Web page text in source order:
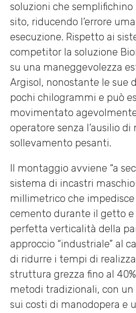
soluzioni che semplifichino
sito, riducendo l’errore
esecuzione. Rispetto ai
competitor la soluzione
su una maneggevolezza
Argisol, nonostante le sue
pochi chilogrammi e può
movimentato
operatore senza l’ausilio di
sollevamento pesanti.
Il montaggio avviene “a
sistema di incastri
millimetrico che
cemento durante il getto e
perfetta verticalità della
approccio “industriale” al
di ridurre i tempi di
struttura grezza fino al
metodi tradizionali, con
sui costi di manodopera e